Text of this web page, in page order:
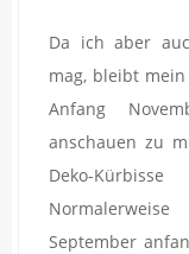
Da ich aber
mag, bleibt
Anfang
anschauen zu
Deko-
September